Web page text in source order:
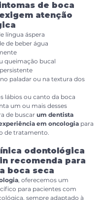
de boca
atenção
língua áspera
de beber água
queimação bucal
paladar ou na textura dos
lábios ou canto da boca
um ou mais desses
de buscar um dentista
em oncologia para
de tratamento.
odontológica
recomenda para
boca seca
, oferecemos um
para pacientes com
sempre adaptado à